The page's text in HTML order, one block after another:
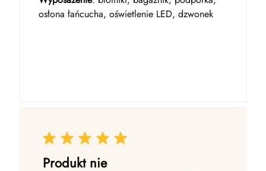
osłona łańcucha, oświetlenie LED, dzwonek
Produkt nie